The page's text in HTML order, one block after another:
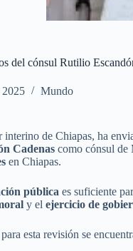
del cónsul Rutilio
Mundo
de Chiapas, ha
Cadenas como cónsul de
en Chiapas.
pública es suficiente
y el ejercicio de
esta revisión se